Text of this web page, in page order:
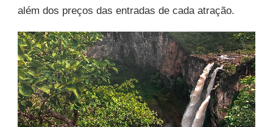
além dos preços das entradas de cada atração.